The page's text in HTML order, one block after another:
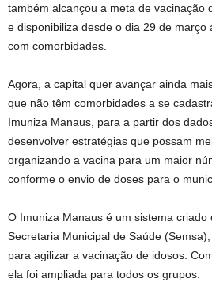
também alcançou a meta de vacinação
e disponibiliza desde o dia 29 de março
com comorbidades.
Agora, a capital quer avançar ainda
que não têm comorbidades a se
Imuniza Manaus, para a partir dos
desenvolver estratégias que possam
organizando a vacina para um maior
conforme o envio de doses para o
O Imuniza Manaus é um sistema criado
Secretaria Municipal de Saúde
para agilizar a vacinação de idosos.
ela foi ampliada para todos os grupos.